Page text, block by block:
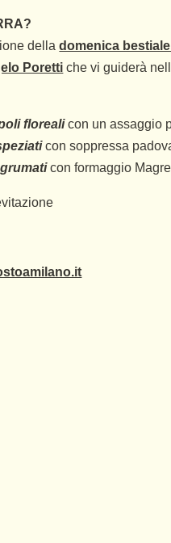
delladomenica
Poretti che vi guiderà
florealicon un assaggio
con soppressa
con formaggio